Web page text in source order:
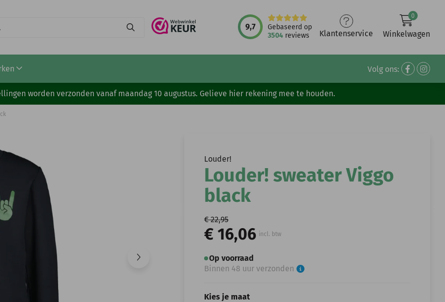
9,7
Gebaseerd op
3504 reviews Klantenservice
0
Winkelwagen
Volg ons:
worden verzonden vanaf maandag 10 augustus. Gelieve hier rekening mee te houden.
Louder!
Louder! sweater Viggo
black
€ 22,95
€ 16,06 incl. btw
Op voorraad
Binnen 48 uur verzonden
Kies je maat